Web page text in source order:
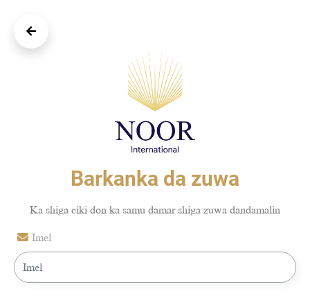
Barkanka da zuwa
Ka shiga ciki don ka samu damar shiga zuwa dandamalin
Imel